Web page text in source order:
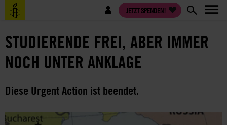
Direkt
zum
Benutzermenü JETZT SPENDEN!
STUDIERENDE FREI, ABER IMMER
NOCH UNTER ANKLAGE
Diese Urgent Action ist beendet.